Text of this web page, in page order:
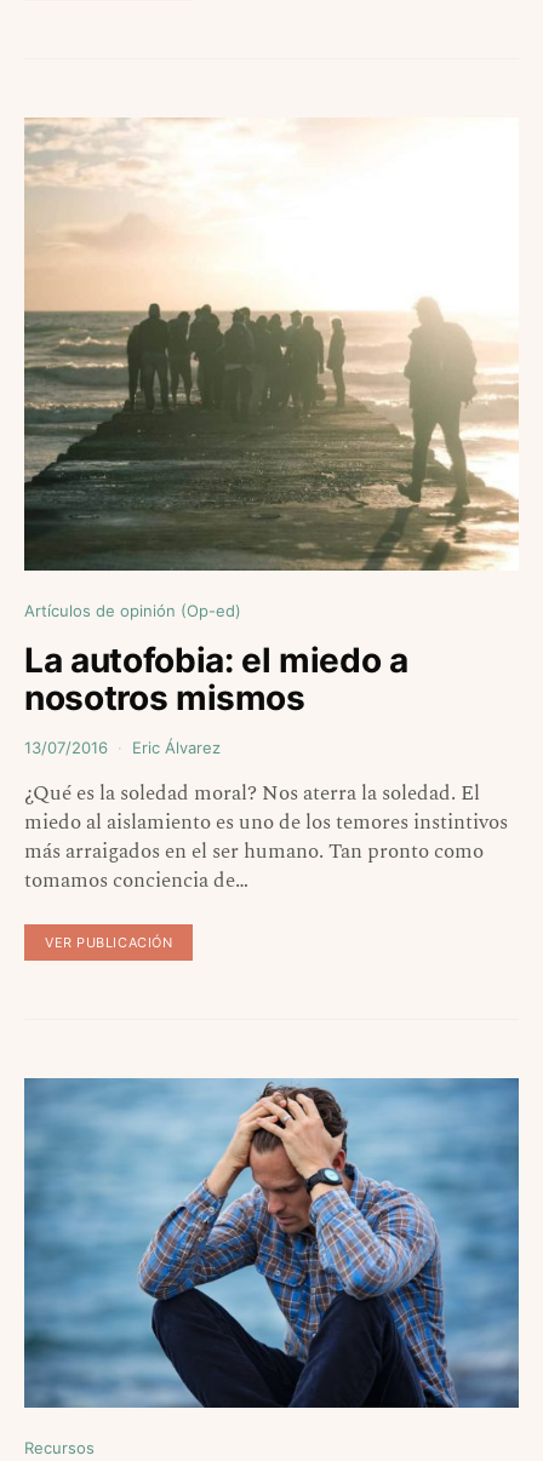
Artículos de opinión (Op-ed)
La autofobia: el miedo a
nosotros mismos
13/07/2016 Eric Álvarez
¿Qué es la soledad moral? Nos aterra la soledad. El
miedo al aislamiento es uno de los temores instintivos
más arraigados en el ser humano. Tan pronto como
tomamos conciencia de…
VER PUBLICACIÓN
Recursos